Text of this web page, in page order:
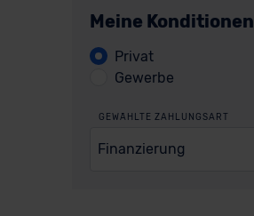
Meine Konditionen
Privat
Gewerbe
GEWÄHLTE ZAHLUNGSART
Finanzierung